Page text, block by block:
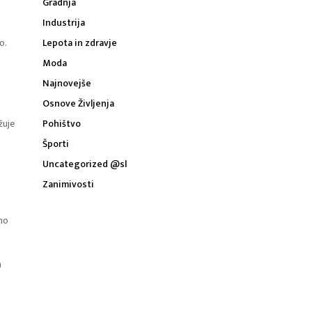
Industrija
Lepota in zdravje
Moda
Najnovejše
Osnove Življenja
Pohištvo
Športi
Uncategorized @sl
Zanimivosti